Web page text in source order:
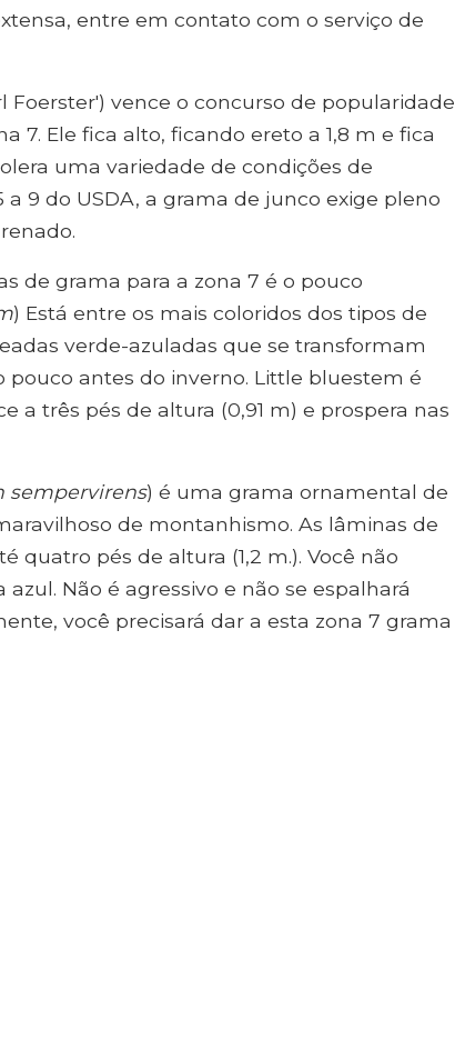
entre em contato com o serviço de
Foerster') vence o concurso de popularidade
7. Ele fica alto, ficando ereto a 1,8 m e fica
uma variedade de condições de
9 do USDA, a grama de junco exige pleno
de grama para a zona 7 é o pouco
) Está entre os mais coloridos dos tipos de
verde-azuladas que se transformam
antes do inverno. Little bluestem é
a três pés de altura (0,91 m) e prospera nas
sempervirens) é uma grama ornamental de
de montanhismo. As lâminas de
quatro pés de altura (1,2 m.). Você não
Não é agressivo e não se espalhará
você precisará dar a esta zona 7 grama